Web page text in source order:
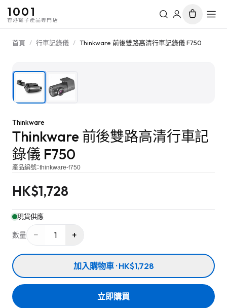
1001
香港電子產品專門店
首頁 / 行車記錄儀 / Thinkware 前後雙路高清行車記錄儀 F750
Thinkware
Thinkware 前後雙路高清行車記
錄儀 F750
產品編號：thinkware-f750
HK$1,728
現貨供應
數量 − 1 +
加入購物車 · HK$1,728
立即購買